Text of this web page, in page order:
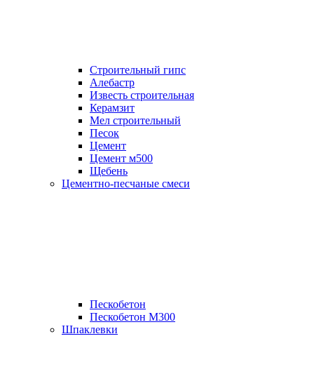
Строительный гипс
Алебастр
Известь строительная
Керамзит
Мел строительный
Песок
Цемент
Цемент м500
Щебень
Цементно-песчаные смеси
Пескобетон
Пескобетон М300
Шпаклевки